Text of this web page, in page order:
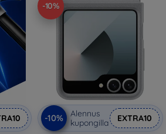
-10%
-10%
Alennus
kupongilla
EXTRA10